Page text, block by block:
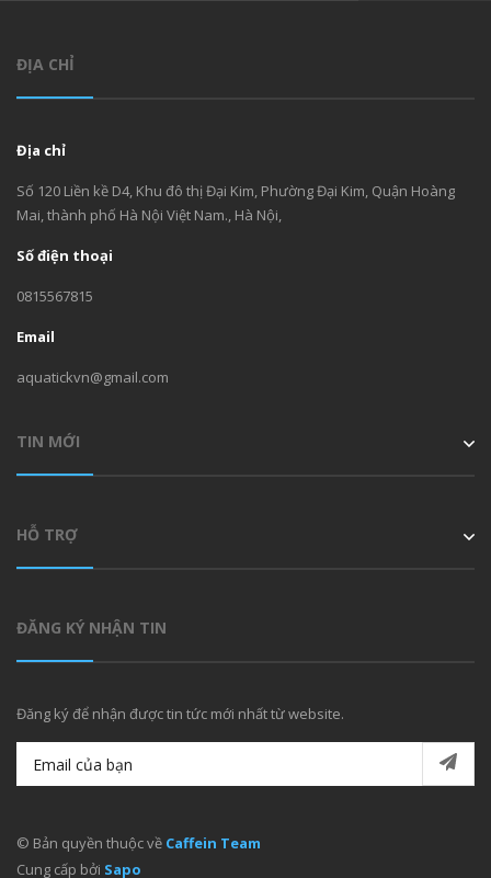
ĐỊA CHỈ
Địa chỉ
Số 120 Liền kề D4, Khu đô thị Đại Kim, Phường Đại Kim, Quận Hoàng
Mai, thành phố Hà Nội Việt Nam., Hà Nội,
Số điện thoại
0815567815
Email
aquatickvn@gmail.com
TIN MỚI
HỖ TRỢ
ĐĂNG KÝ NHẬN TIN
Đăng ký để nhận được tin tức mới nhất từ website.
© Bản quyền thuộc về Caffein Team
Cung cấp bởi Sapo